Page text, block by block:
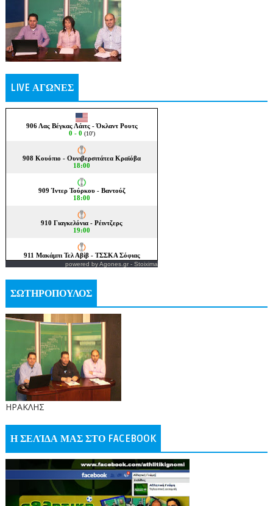
LIVE ΑΓΩΝΕΣ
powered byAgones.gr- Stoixima
ΣΩΤΗΡΟΠΟΥΛΟΣ
ΗΡΑΚΛΗΣ
Η ΣΕΛΊΔΑ ΜΑΣ ΣΤΟ FACEBOOK